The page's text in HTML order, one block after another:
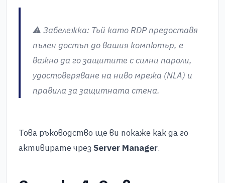
⚠️ Забележка: Тъй като RDP предоставя
пълен достъп до вашия компютър, е
важно да го защитите с силни пароли,
удостоверяване на ниво мрежа (NLA) и
правила за защитната стена.
Това ръководство ще ви покаже как да го
активирате чрез Server Manager.